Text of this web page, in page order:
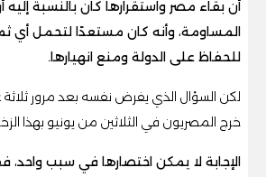
أن بقاء مصر واستقرارها كان بالنسبة إليه
المساومة، وأنه كان مستعدًا لتحمل أي
للحفاظ على الدولة ومنع انهيارها.
لكن السؤال الذي يفرض نفسه بعد مرور
خرج المصريون في الثلاثين من يونيو بهذا
الإجابة لا يمكن اختصارها في سبب واحد،